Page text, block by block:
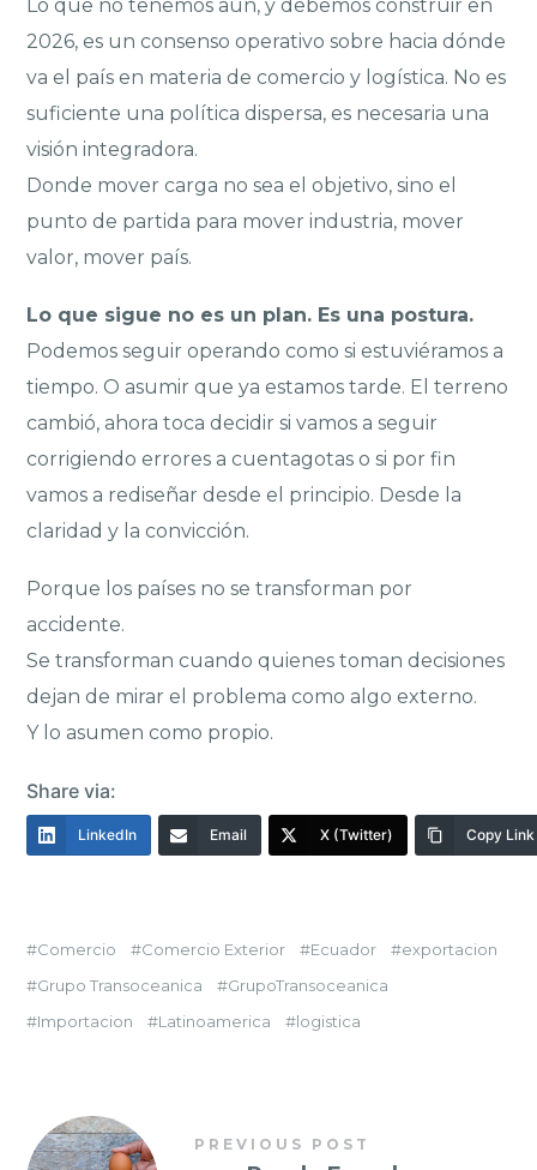
Lo que no tenemos aún, y debemos construir en
2026, es un consenso operativo sobre hacia dónde
va el país en materia de comercio y logística. No es
suficiente una política dispersa, es necesaria una
visión integradora.
Donde mover carga no sea el objetivo, sino el
punto de partida para mover industria, mover
valor, mover país.
Lo que sigue no es un plan. Es una postura.
Podemos seguir operando como si estuviéramos a
tiempo. O asumir que ya estamos tarde. El terreno
cambió, ahora toca decidir si vamos a seguir
corrigiendo errores a cuentagotas o si por fin
vamos a rediseñar desde el principio. Desde la
claridad y la convicción.
Porque los países no se transforman por
accidente.
Se transforman cuando quienes toman decisiones
dejan de mirar el problema como algo externo.
Y lo asumen como propio.
Share via:
LinkedIn Email X (Twitter) Copy Link
Comercio Comercio Exterior Ecuador
exportacion
Grupo Transoceanica
GrupoTransoceanica
Importacion
Latinoamerica logistica
PREVIOUS POST